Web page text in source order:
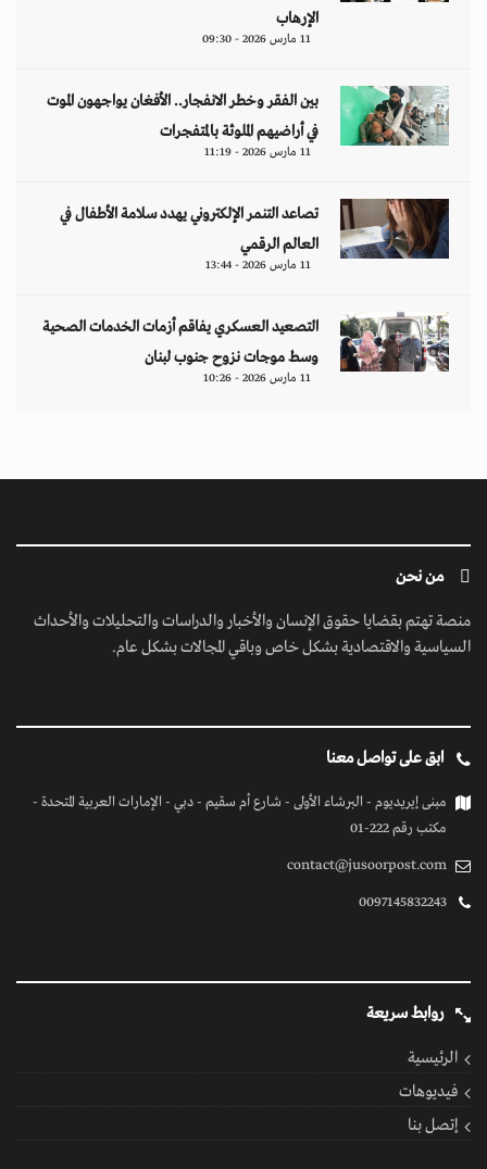
الإرهاب
11 مارس 2026 - 09:30
بين الفقر وخطر الانفجار.. الأفغان يواجهون الموت
في أراضيهم الملوثة بالمتفجرات
11 مارس 2026 - 11:19
تصاعد التنمر الإلكتروني يهدد سلامة الأطفال في
العالم الرقمي
11 مارس 2026 - 13:44
التصعيد العسكري يفاقم أزمات الخدمات الصحية
وسط موجات نزوح جنوب لبنان
11 مارس 2026 - 10:26
من نحن
منصة تهتم بقضايا حقوق الإنسان والأخبار والدراسات والتحليلات والأحداث
السياسية والاقتصادية بشكل خاص وباقي المجالات بشكل عام.
ابق على تواصل معنا
مبنى إيريديوم - البرشاء الأولى - شارع أم سقيم - دبي - الإمارات العربية المتحدة -
مكتب رقم 222-01
contact@jusoorpost.com
0097145832243
روابط سريعة
الرئيسية
فيديوهات
إتصل بنا